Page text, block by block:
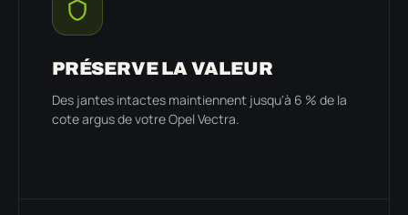
PRÉSERVE LA VALEUR
Des jantes intactes maintiennent jusqu'à 6 % de la
cote argus de votre Opel Vectra.